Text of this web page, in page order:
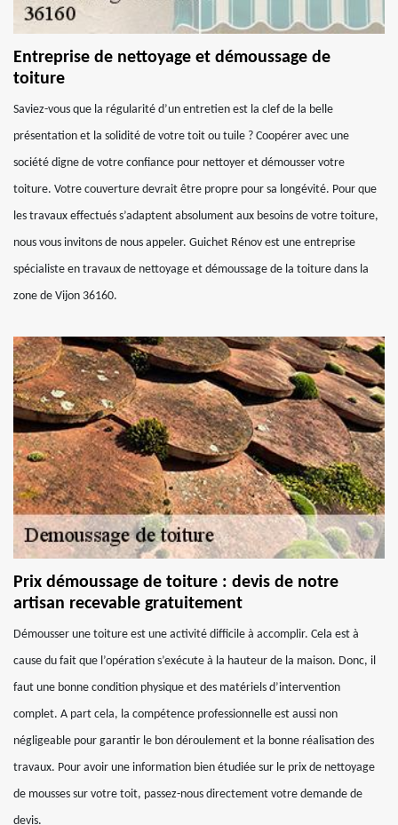
Entreprise de nettoyage et démoussage de
toiture
Saviez-vous que la régularité d’un entretien est la clef de la belle
présentation et la solidité de votre toit ou tuile ? Coopérer avec une
société digne de votre confiance pour nettoyer et démousser votre
toiture. Votre couverture devrait être propre pour sa longévité. Pour que
les travaux effectués s’adaptent absolument aux besoins de votre toiture,
nous vous invitons de nous appeler. Guichet Rénov est une entreprise
spécialiste en travaux de nettoyage et démoussage de la toiture dans la
zone de Vijon 36160.
Prix démoussage de toiture : devis de notre
artisan recevable gratuitement
Démousser une toiture est une activité difficile à accomplir. Cela est à
cause du fait que l’opération s’exécute à la hauteur de la maison. Donc, il
faut une bonne condition physique et des matériels d’intervention
complet. A part cela, la compétence professionnelle est aussi non
négligeable pour garantir le bon déroulement et la bonne réalisation des
travaux. Pour avoir une information bien étudiée sur le prix de nettoyage
de mousses sur votre toit, passez-nous directement votre demande de
devis.